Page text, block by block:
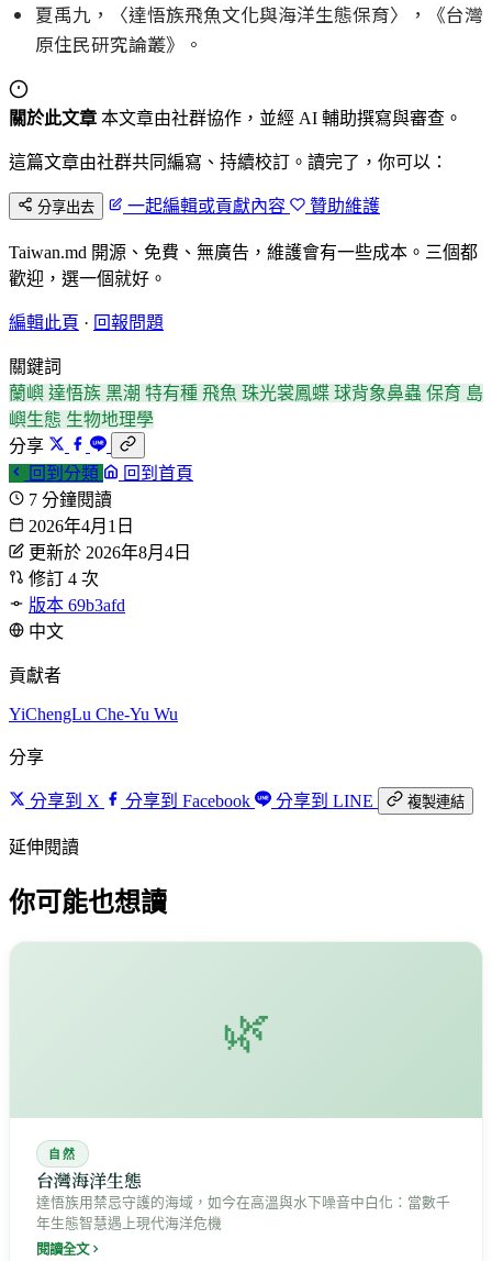
夏禹九，〈達悟族飛魚文化與海洋生態保育〉，《台灣
原住民研究論叢》。
關於此文章 本文章由社群協作，並經 AI 輔助撰寫與審查。
這篇文章由社群共同編寫、持續校訂。讀完了，你可以：
分享出去 一起編輯或貢獻內容 贊助維護
Taiwan.md 開源、免費、無廣告，維護會有一些成本。三個都
歡迎，選一個就好。
編輯此頁 · 回報問題
關鍵詞
蘭嶼 達悟族 黑潮 特有種 飛魚 珠光裳鳳蝶 球背象鼻蟲 保育 島
嶼生態 生物地理學
分享
回到分類
回到首頁
7 分鐘閱讀
2026年4月1日
更新於 2026年8月4日
修訂 4 次
版本 69b3afd
中文
貢獻者
YiChengLu Che-Yu Wu
分享
分享到 X 分享到 Facebook 分享到 LINE 複製連結
延伸閱讀
你可能也想讀
🌿
自然
台灣海洋生態
達悟族用禁忌守護的海域，如今在高溫與水下噪音中白化：當數千
年生態智慧遇上現代海洋危機
閱讀全文